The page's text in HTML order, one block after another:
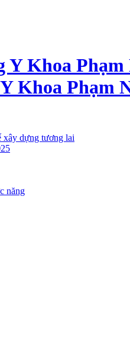
Khoa Phạm
dựng tương lai
năng